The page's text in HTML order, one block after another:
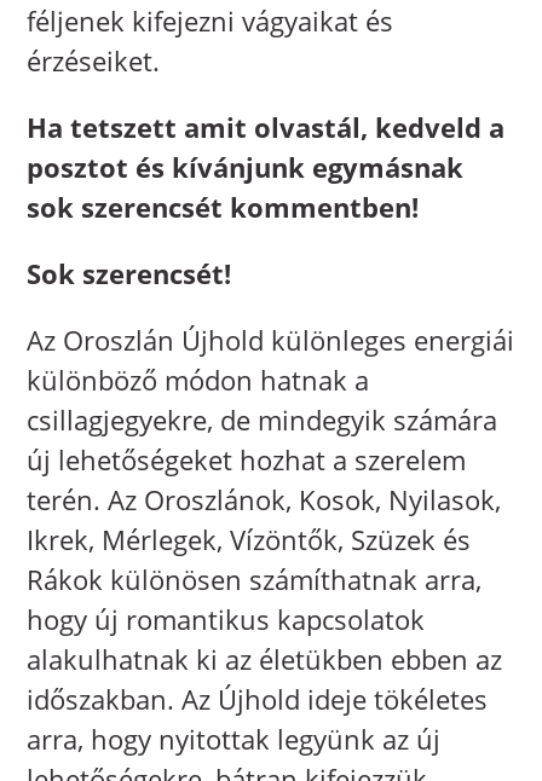
féljenek kifejezni vágyaikat és
érzéseiket.
Ha tetszett amit olvastál, kedveld a
posztot és kívánjunk egymásnak
sok szerencsét kommentben!
Sok szerencsét!
Az Oroszlán Újhold különleges energiái
különböző módon hatnak a
csillagjegyekre, de mindegyik számára
új lehetőségeket hozhat a szerelem
terén. Az Oroszlánok, Kosok, Nyilasok,
Ikrek, Mérlegek, Vízöntők, Szüzek és
Rákok különösen számíthatnak arra,
hogy új romantikus kapcsolatok
alakulhatnak ki az életükben ebben az
időszakban. Az Újhold ideje tökéletes
arra, hogy nyitottak legyünk az új